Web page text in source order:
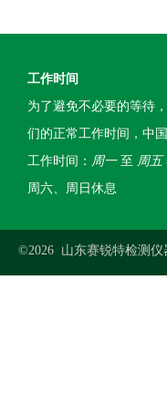
工作时间
为了避免不必要的等待
们的正常工作时间，中
工作时间： 周一至 周五
周六、周日休息
©2026 山东赛锐特检测仪